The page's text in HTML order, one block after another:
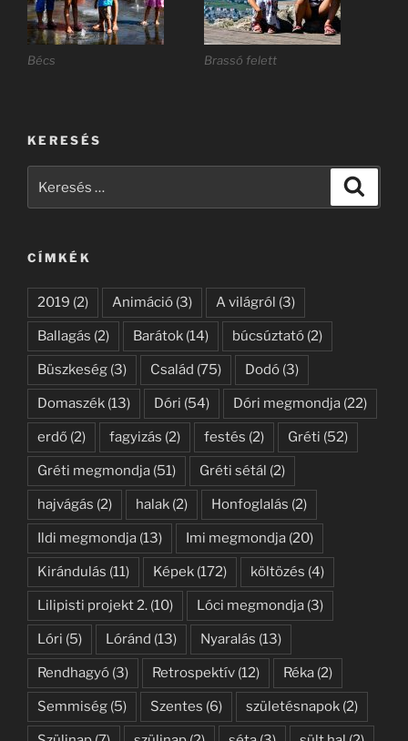
Bécs Brassó felett
KERESÉS
CÍMKÉK
2019 (2) Animáció (3) A világról (3)
Ballagás (2) Barátok (14) búcsúztató (2)
Büszkeség (3) Család (75) Dodó (3)
Domaszék (13) Dóri (54) Dóri megmondja (22)
erdő (2) fagyizás (2) festés (2) Gréti (52)
Gréti megmondja (51) Gréti sétál (2)
hajvágás (2) halak (2) Honfoglalás (2)
Ildi megmondja (13) Imi megmondja (20)
Kirándulás (11) Képek (172) költözés (4)
Lilipisti projekt 2. (10) Lóci megmondja (3)
Lóri (5) Lóránd (13) Nyaralás (13)
Rendhagyó (3) Retrospektív (12) Réka (2)
Semmiség (5) Szentes (6) születésnapok (2)